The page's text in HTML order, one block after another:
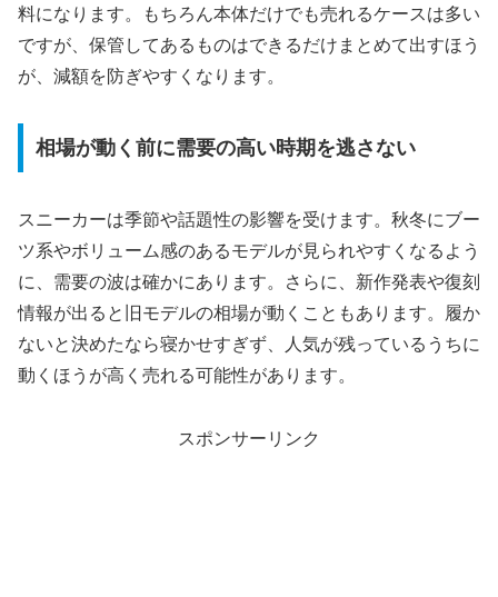
料になります。もちろん本体だけでも売れるケースは多い
ですが、保管してあるものはできるだけまとめて出すほう
が、減額を防ぎやすくなります。
相場が動く前に需要の高い時期を逃さない
スニーカーは季節や話題性の影響を受けます。秋冬にブー
ツ系やボリューム感のあるモデルが見られやすくなるよう
に、需要の波は確かにあります。さらに、新作発表や復刻
情報が出ると旧モデルの相場が動くこともあります。履か
ないと決めたなら寝かせすぎず、人気が残っているうちに
動くほうが高く売れる可能性があります。
スポンサーリンク